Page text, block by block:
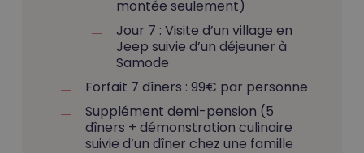
montée seulement)
Jour 7 : Visite d’un village en
Jeep suivie d’un déjeuner à
Samode
Forfait 7 dîners : 99€ par personne
Supplément demi-pension (5
dîners + démonstration culinaire
suivie d’un dîner chez une famille